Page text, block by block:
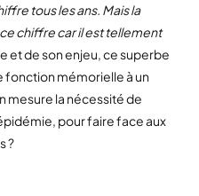
tous les ans. Mais la
chiffre car il est tellement
et de son enjeu, ce superbe
fonction mémorielle à un
mesure la nécessité de
pour faire face aux
?